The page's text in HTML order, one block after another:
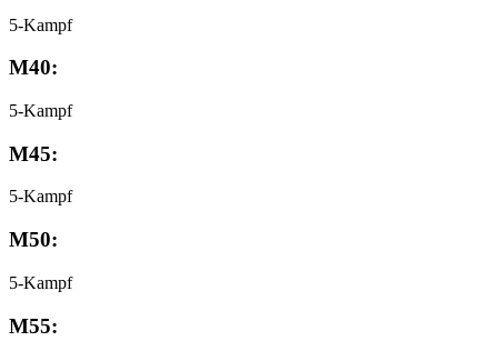
5-Kampf
M40:
5-Kampf
M45:
5-Kampf
M50:
5-Kampf
M55: